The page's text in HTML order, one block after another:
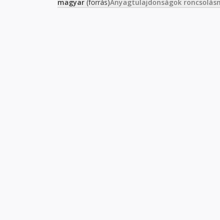
magyar (forrás)Anyagtulajdonságok